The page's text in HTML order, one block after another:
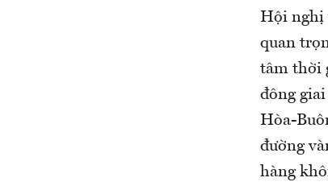
Hội nghị
quan
tâm thời
đông
Hòa-
đường
hàng